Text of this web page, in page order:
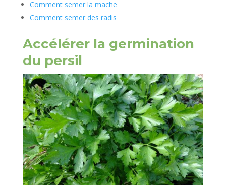
Comment semer la mache
Comment semer des radis
Accélérer la germination
du persil